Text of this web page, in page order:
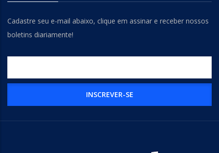
Cadastre seu e-mail abaixo, clique em assinar e receber nossos
boletins diariamente!